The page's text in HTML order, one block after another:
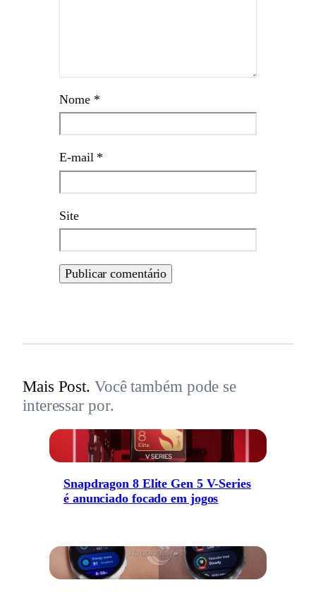
Nome *
E-mail *
Site
Mais Post. Você também pode se
interessar por.
Snapdragon 8 Elite Gen 5 V-Series
é anunciado focado em jogos